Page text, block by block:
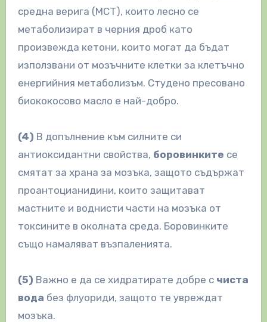
средна верига (МСТ), които лесно се
метаболизират в черния дроб като
произвежда кетони, които могат да бъдат
използвани от мозъчните клетки за клетъчно
енергийния метаболизъм. Студено пресовано
биококосово масло е най-добро.
(4) В допълнение към силните си
антиоксидантни свойства, боровинките се
смятат за храна за мозъка, защото съдържат
проантоцианидини, които защитават
мастните и воднисти части на мозъка от
токсините в околната среда. Боровинките
също намаляват възпаленията.
(5) Важно е да се хидратирате добре с чиста
вода без флуориди, защото те увреждат
мозъка.